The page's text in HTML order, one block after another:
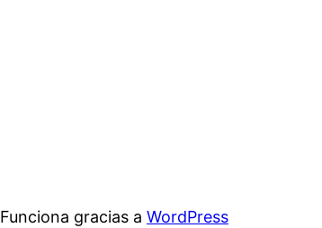
Funciona gracias a WordPress